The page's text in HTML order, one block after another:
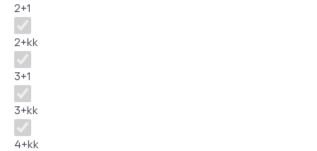
2+1
2+kk
3+1
3+kk
4+kk